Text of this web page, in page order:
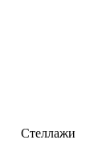
Стеллажи